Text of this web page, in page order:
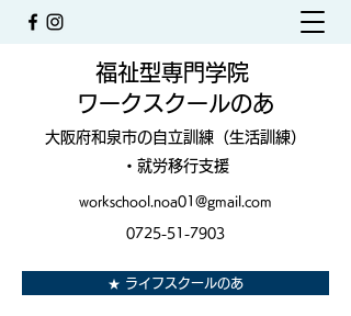
福祉型専門学院
ワークスクールのあ
大阪府和泉市の自立訓練（生活訓練）
・就労移行支援
workschool.noa01@gmail.com
0725-51-7903
★ ライフスクールのあ